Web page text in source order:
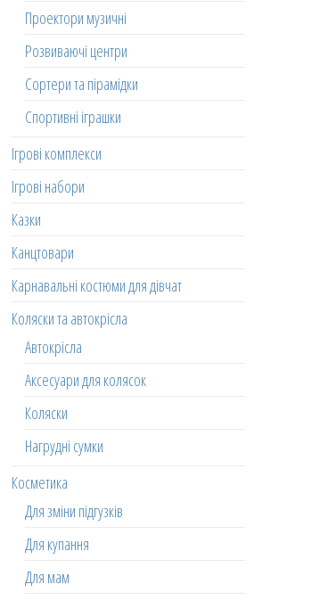
Проектори музичні
Розвиваючі центри
Сортери та пірамідки
Спортивні іграшки
Ігрові комплекси
Ігрові набори
Казки
Канцтовари
Карнавальні костюми для дівчат
Коляски та автокрісла
Автокрісла
Аксесуари для колясок
Коляски
Нагрудні сумки
Косметика
Для зміни підгузків
Для купання
Для мам